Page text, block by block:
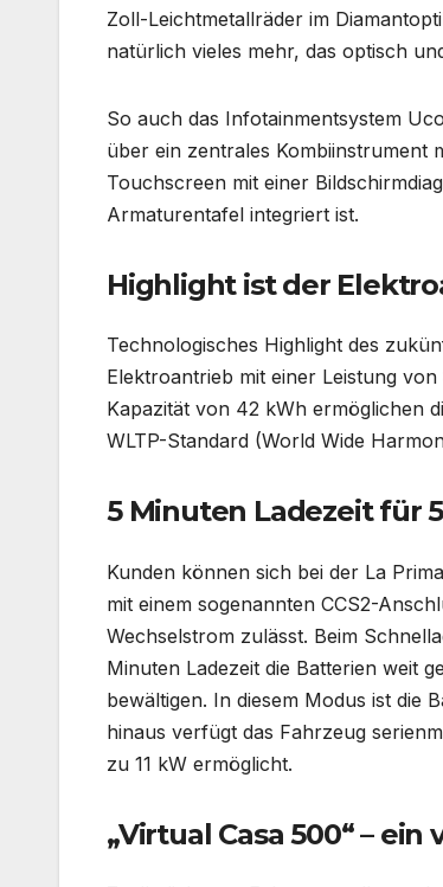
Zoll-Leichtmetallräder im
natürlich vieles mehr, das optisch
So auch das Infotainmentsystem
über ein zentrales Kombiinstrument
Touchscreen mit einer
Armaturentafel integriert ist.
Highlight ist der
Technologisches Highlight des
Elektroantrieb mit einer Leistung
Kapazität von 42 kWh ermöglichen
WLTP-Standard (World Wide
5 Minuten Ladezeit für
Kunden können sich bei der La
mit einem sogenannten CCS2-
Wechselstrom zulässt. Beim
Minuten Ladezeit die Batterien weit
bewältigen. In diesem Modus ist die
hinaus verfügt das Fahrzeug
zu 11 kW ermöglicht.
„Virtual Casa 500“ –